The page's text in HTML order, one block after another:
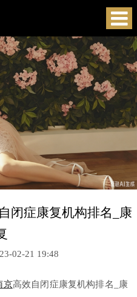
闭症康复机构排名_康
02-21 19:48
京高效自闭症康复机构排名_康